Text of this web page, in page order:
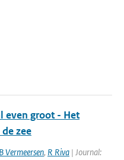
even groot - Het
zee
B Vermeersen, R Riva | Journal: